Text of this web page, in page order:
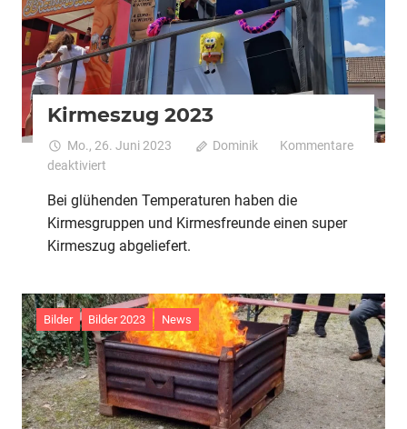
Kirmeszug 2023
Mo., 26. Juni 2023 Dominik
Kommentare
deaktiviert
2023
Bei glühenden Temperaturen haben die
Kirmesgruppen und Kirmesfreunde einen super
Kirmeszug abgeliefert.
Bilder Bilder 2023 News